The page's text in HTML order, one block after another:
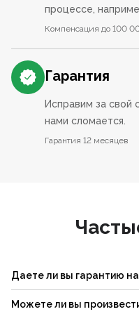
процессе,
Компенсация до 100
Гарантия
Исправим за свой
нами сломается.
Гарантия 12 месяцев
Даете ли вы гарантию
Можете ли вы